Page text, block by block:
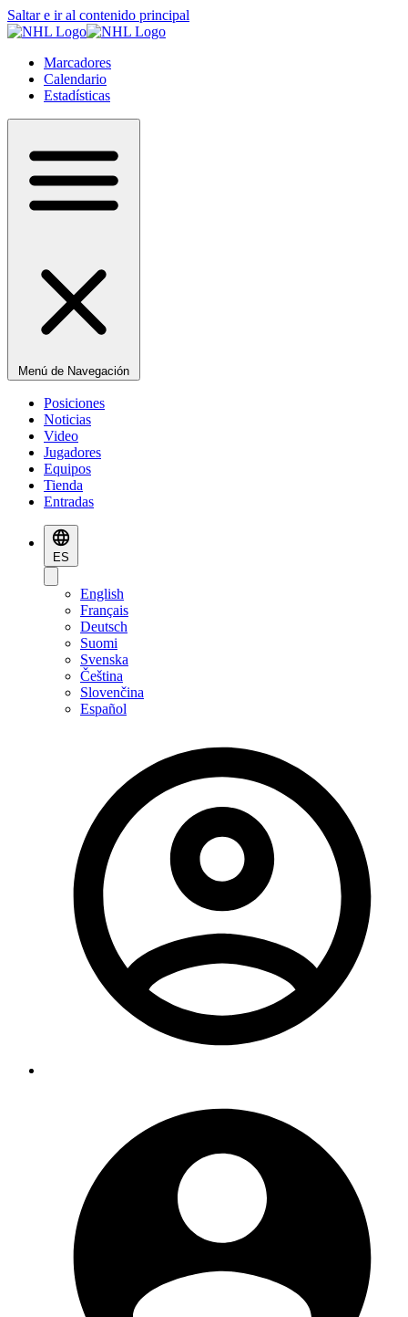
Saltar e ir al contenido principal
Marcadores
Calendario
Estadísticas
Menú de Navegación
Posiciones
Noticias
Video
Jugadores
Equipos
Tienda
Entradas
ES
English
Français
Deutsch
Suomi
Svenska
Čeština
Slovenčina
Español